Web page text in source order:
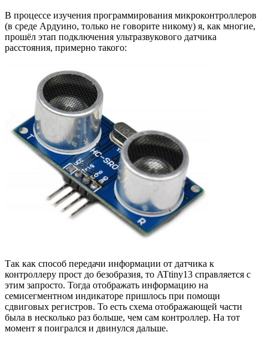
В процессе изучения программирования микроконтроллеров
(в среде Ардуино, только не говорите никому) я, как многие,
прошёл этап подключения ультразвукового датчика
расстояния, примерно такого:
Так как способ передачи информации от датчика к
контроллеру прост до безобразия, то ATtiny13 справляется с
этим запросто. Тогда отображать информацию на
семисегментном индикаторе пришлось при помощи
сдвиговых регистров. То есть схема отображающей части
была в несколько раз больше, чем сам контроллер. На тот
момент я поигрался и двинулся дальше.